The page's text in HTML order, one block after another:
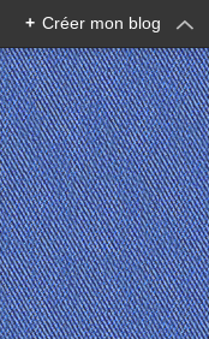
+ Créer mon blog